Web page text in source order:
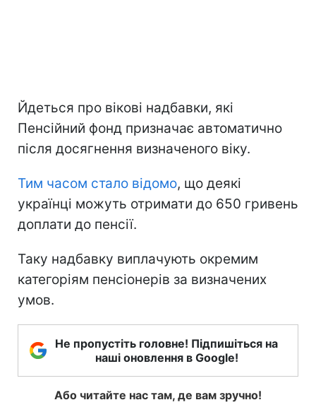
Йдеться про вікові надбавки, які
Пенсійний фонд призначає автоматично
після досягнення визначеного віку.
Тим часом стало відомо, що деякі
українці можуть отримати до 650 гривень
доплати до пенсії.
Таку надбавку виплачують окремим
категоріям пенсіонерів за визначених
умов.
Не пропустіть головне! Підпишіться на
наші оновлення в Google!
Або читайте нас там, де вам зручно!